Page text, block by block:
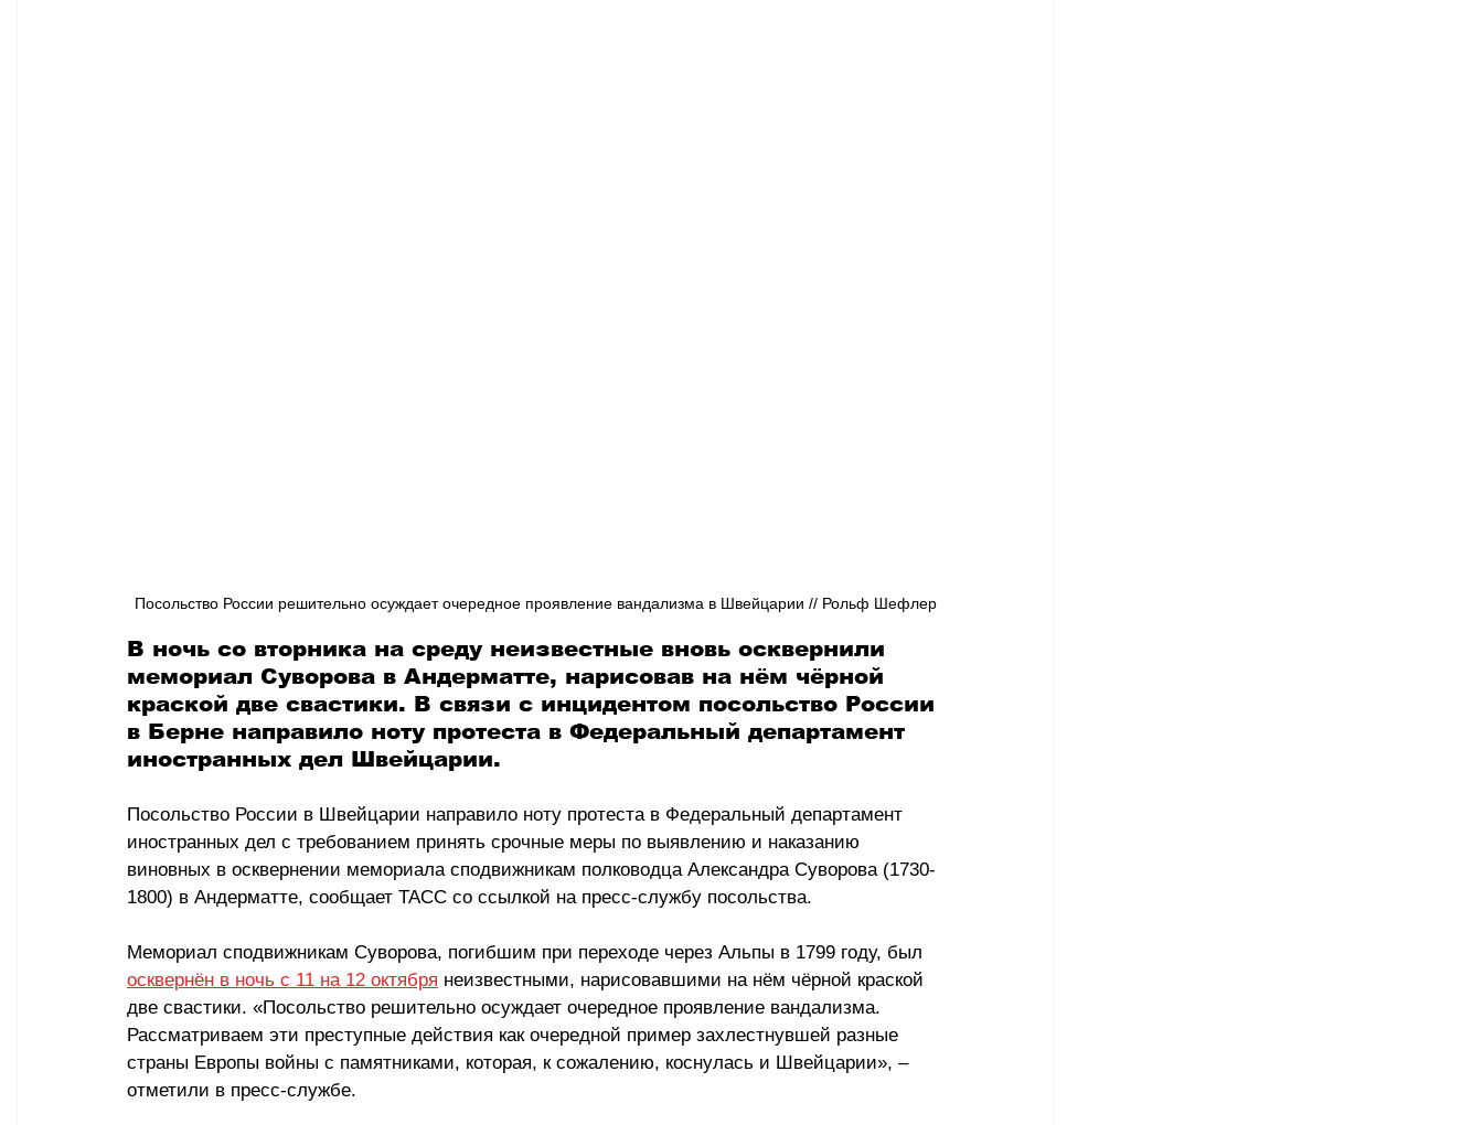
Посольство России решительно осуждает очередное проявление вандализма в Швейцарии // Рольф Шефлер
В ночь со вторника на среду неизвестные вновь осквернили
мемориал Суворова в Андерматте, нарисовав на нём чёрной
краской две свастики. В связи с инцидентом посольство России
в Берне направило ноту протеста в Федеральный департамент
иностранных дел Швейцарии.
Посольство России в Швейцарии направило ноту протеста в Федеральный департамент
иностранных дел с требованием принять срочные меры по выявлению и наказанию
виновных в осквернении мемориала сподвижникам полководца Александра Суворова (1730-
1800) в Андерматте, сообщает ТАСС со ссылкой на пресс-службу посольства.
Мемориал сподвижникам Суворова, погибшим при переходе через Альпы в 1799 году, был
осквернён в ночь с 11 на 12 октября неизвестными, нарисовавшими на нём чёрной краской
две свастики. «Посольство решительно осуждает очередное проявление вандализма.
Рассматриваем эти преступные действия как очередной пример захлестнувшей разные
страны Европы войны с памятниками, которая, к сожалению, коснулась и Швейцарии», –
отметили в пресс-службе.